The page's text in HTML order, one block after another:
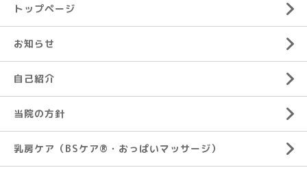
トップページ
お知らせ
自己紹介
当院の方針
乳房ケア（BSケア®︎・おっぱいマッサージ）